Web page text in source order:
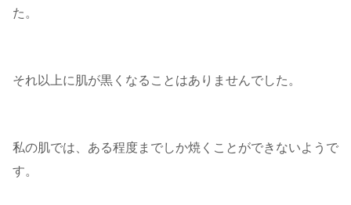
た。
それ以上に肌が黒くなることはありませんでした。
私の肌では、ある程度までしか焼くことができないようで
す。